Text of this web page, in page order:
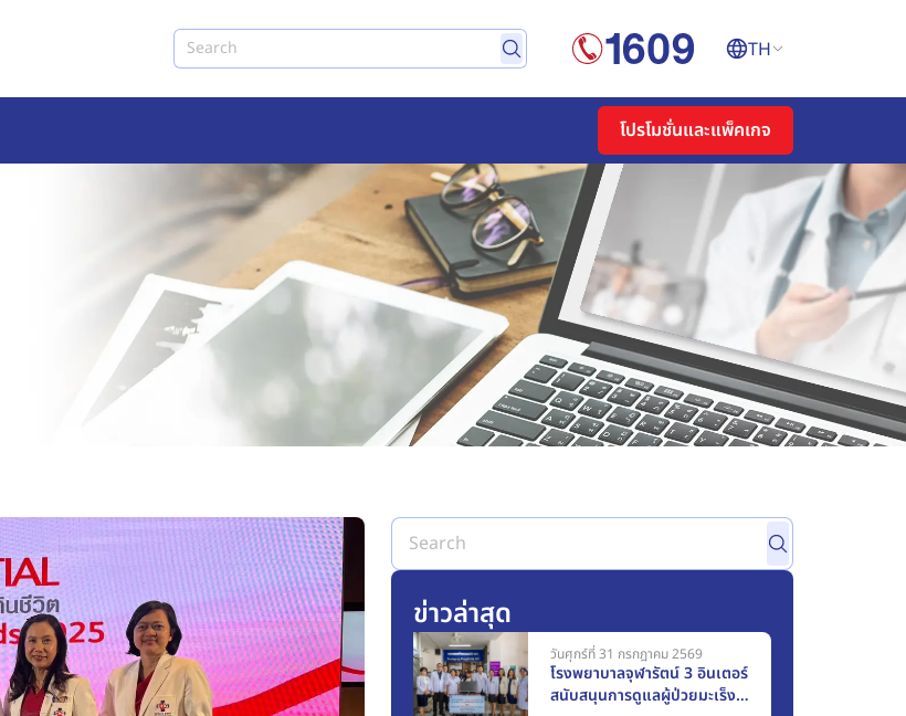
Search TH
โปรโมชั่นและแพ็คเกจ
ข่าวล่าสุด
วันศุกร์ที่ 31 กรกฎาคม 2569
โรงพยาบาลจุฬารัตน์ 3 อินเตอร์
สนับสนุนการดูแลผู้ป่วยมะเร็ง